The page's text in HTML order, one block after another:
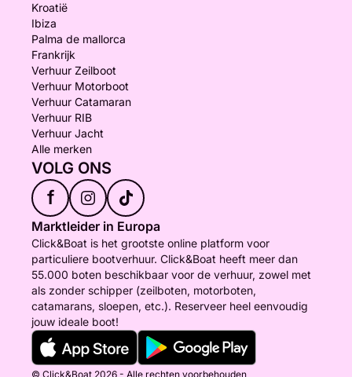
Kroatië
Ibiza
Palma de mallorca
Frankrijk
Verhuur Zeilboot
Verhuur Motorboot
Verhuur Catamaran
Verhuur RIB
Verhuur Jacht
Alle merken
VOLG ONS
f
Marktleider in Europa
Click&Boat is het grootste online platform voor
particuliere bootverhuur. Click&Boat heeft meer dan
55.000 boten beschikbaar voor de verhuur, zowel met
als zonder schipper (zeilboten, motorboten,
catamarans, sloepen, etc.). Reserveer heel eenvoudig
jouw ideale boot!
© Click&Boat 2026 - Alle rechten voorbehouden